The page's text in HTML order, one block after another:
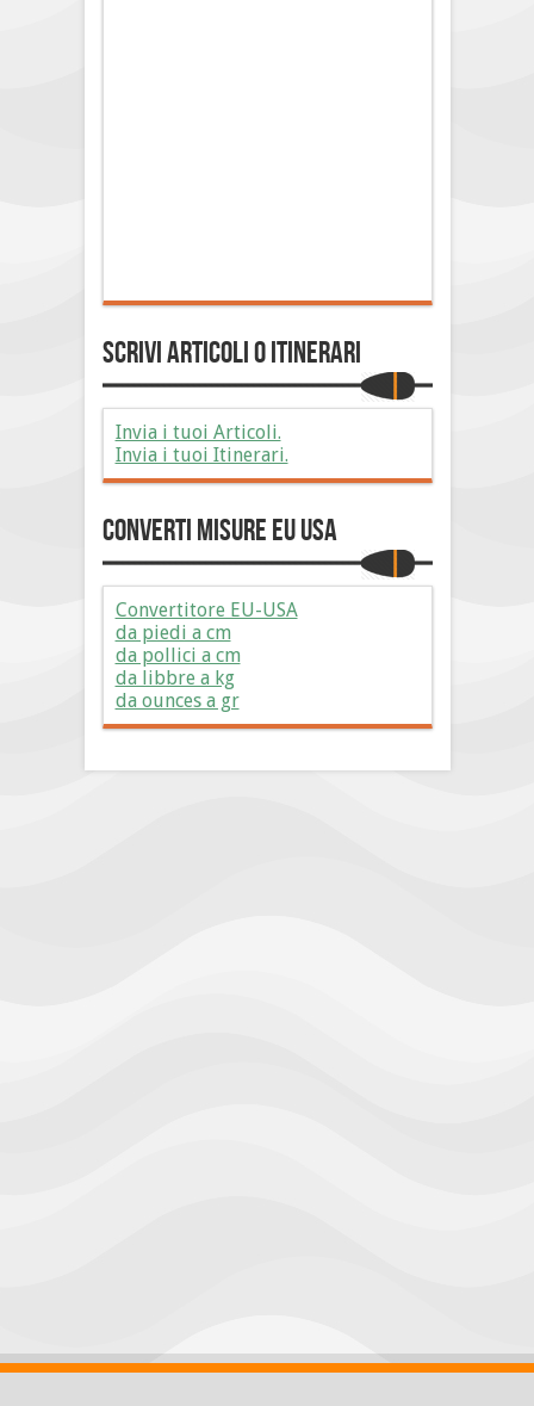
Scrivi Articoli o Itinerari
Invia i tuoi Articoli.
Invia i tuoi Itinerari.
Converti Misure EU USA
Convertitore EU-USA
da piedi a cm
da pollici a cm
da libbre a kg
da ounces a gr